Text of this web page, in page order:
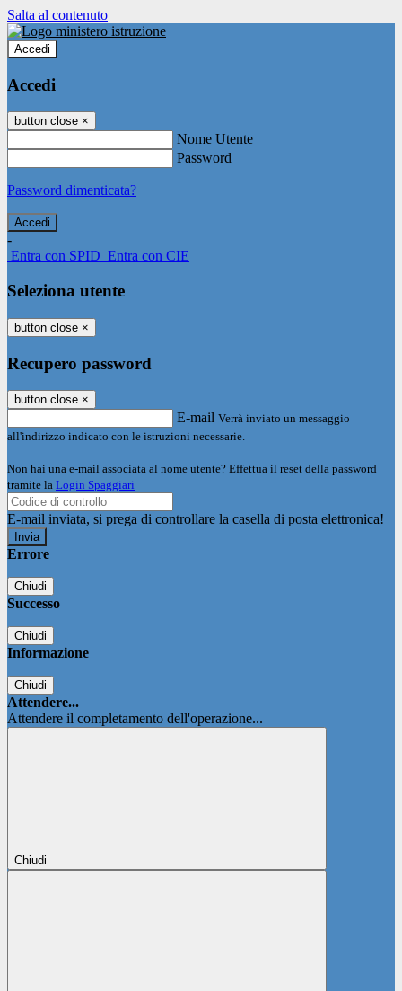
Salta al contenuto
Accedi
Accedi
button close ×
Nome Utente
Password
Password dimenticata?
-
Entra con SPID Entra con CIE
Seleziona utente
button close ×
Recupero password
button close ×
E-mail Verrà inviato un messaggio
all'indirizzo indicato con le istruzioni necessarie.
Non hai una e-mail associata al nome utente? Effettua il reset della password
tramite la Login Spaggiari
E-mail inviata, si prega di controllare la casella di posta elettronica!
Errore
Chiudi
Successo
Chiudi
Informazione
Chiudi
Attendere...
Attendere il completamento dell'operazione...
Chiudi